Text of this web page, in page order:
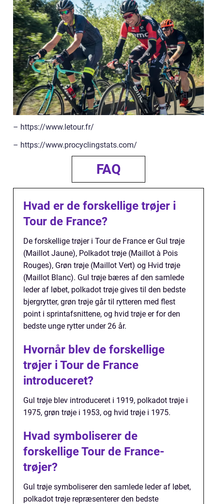
– https://www.letour.fr/
– https://www.procyclingstats.com/
FAQ
Hvad er de forskellige trøjer i
Tour de France?
De forskellige trøjer i Tour de France er Gul trøje
(Maillot Jaune), Polkadot trøje (Maillot à Pois
Rouges), Grøn trøje (Maillot Vert) og Hvid trøje
(Maillot Blanc). Gul trøje bæres af den samlede
leder af løbet, polkadot trøje gives til den bedste
bjergrytter, grøn trøje går til rytteren med flest
point i sprintafsnittene, og hvid trøje er for den
bedste unge rytter under 26 år.
Hvornår blev de forskellige
trøjer i Tour de France
introduceret?
Gul trøje blev introduceret i 1919, polkadot trøje i
1975, grøn trøje i 1953, og hvid trøje i 1975.
Hvad symboliserer de
forskellige Tour de France-
trøjer?
Gul trøje symboliserer den samlede leder af løbet,
polkadot trøje repræsenterer den bedste